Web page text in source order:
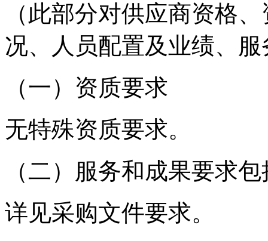
（此部分对供应商资格
况、人员配置及业绩、
（一）资质要求
无特殊资质要求。
（二）服务和成果要求
详见采购文件要求。